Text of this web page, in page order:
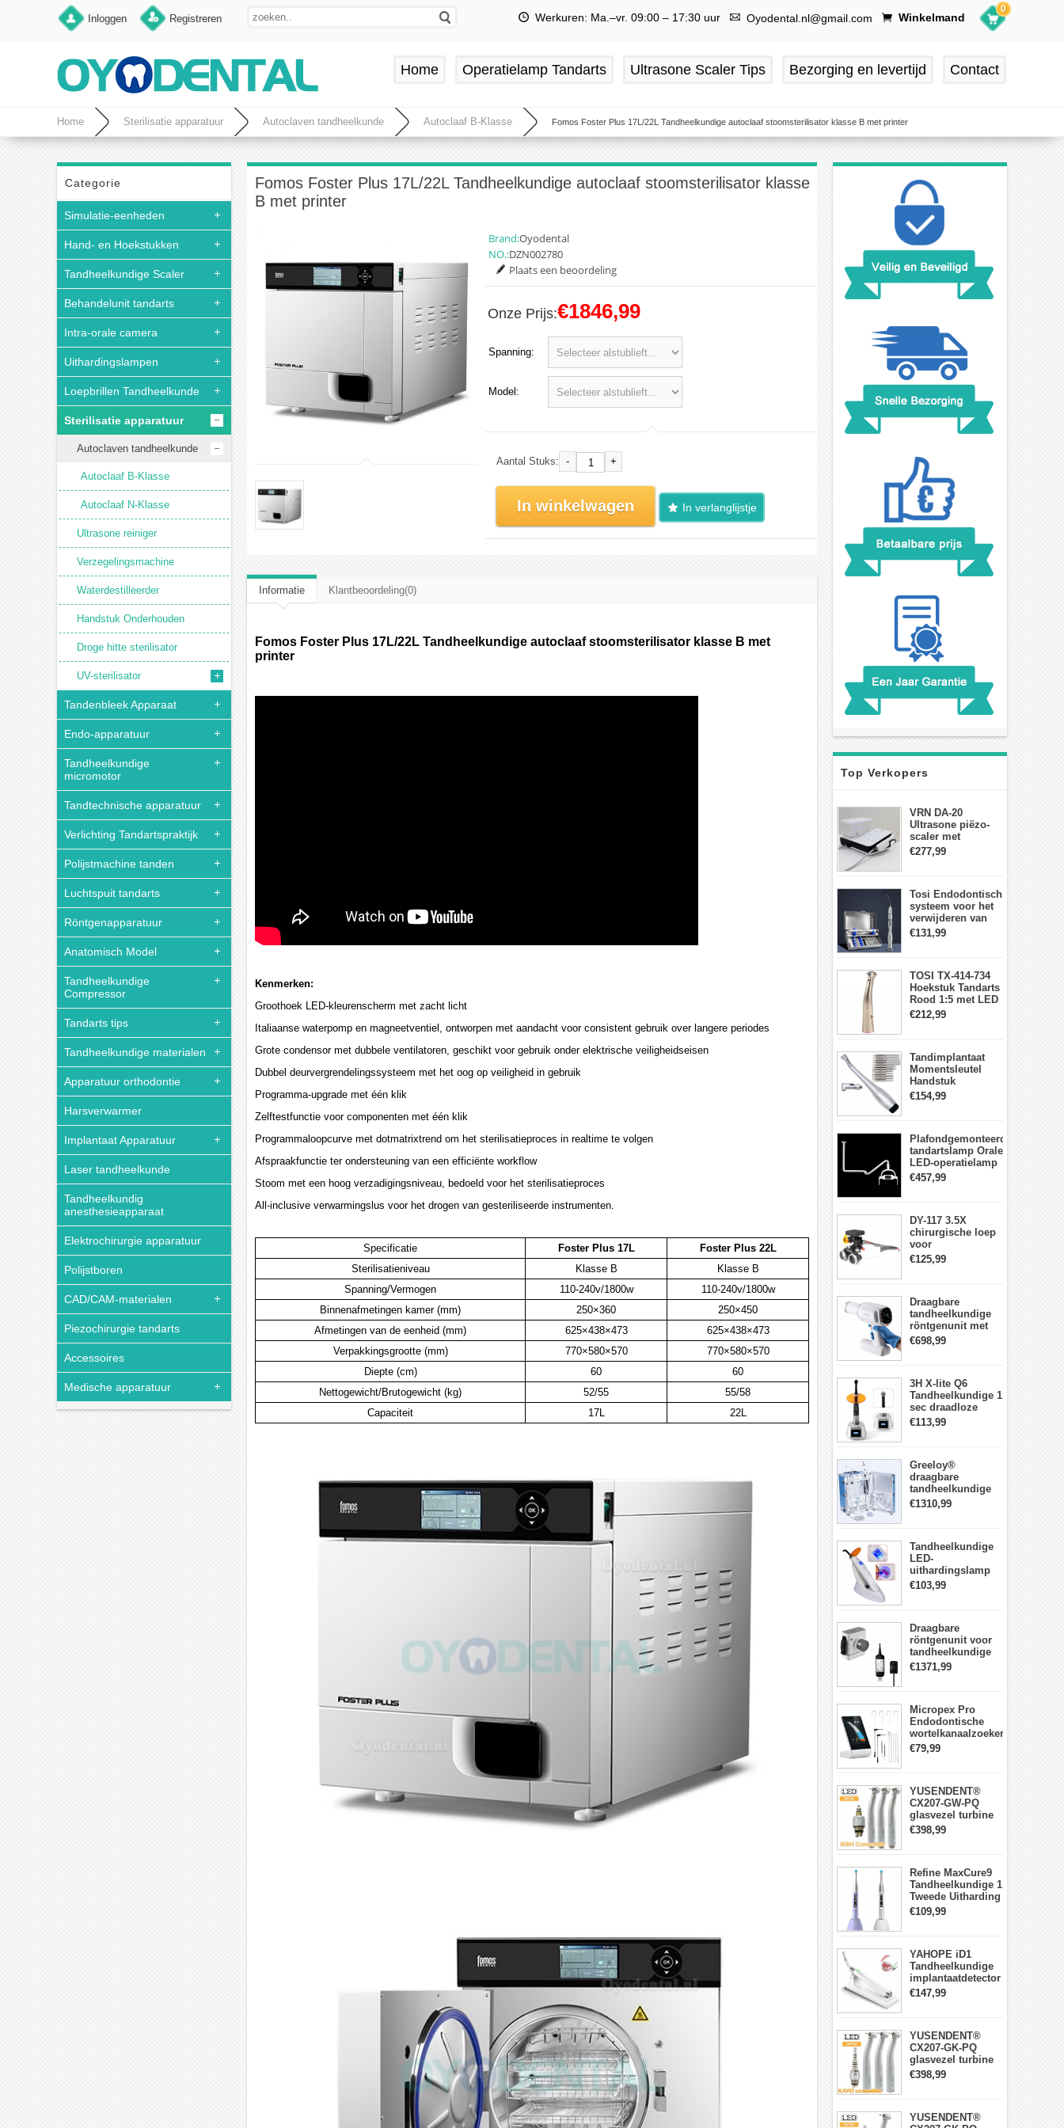
Inloggen Registreren Werkuren: Ma.–vr. 09:00 – 17:30 uur Oyodental.nl@gmail.com Winkelmand
0
Home Operatielamp Tandarts Ultrasone Scaler Tips Bezorging en levertijd Contact
Home Sterilisatie apparatuur Autoclaven tandheelkunde Autoclaaf B-Klasse Fomos Foster Plus 17L/22L Tandheelkundige autoclaaf stoomsterilisator klasse B met printer
Categorie
Simulatie-eenheden
Hand- en Hoekstukken
Tandheelkundige Scaler
Behandelunit tandarts
Intra-orale camera
Uithardingslampen
Loepbrillen Tandheelkunde
Sterilisatie apparatuur
Autoclaven tandheelkunde
Autoclaaf B-Klasse
Autoclaaf N-Klasse
Ultrasone reiniger
Verzegelingsmachine
Waterdestilleerder
Handstuk Onderhouden
Droge hitte sterilisator
UV-sterilisator
Tandenbleek Apparaat
Endo-apparatuur
Tandheelkundige
micromotor
Tandtechnische apparatuur
Verlichting Tandartspraktijk
Polijstmachine tanden
Luchtspuit tandarts
Röntgenapparatuur
Anatomisch Model
Tandheelkundige
Compressor
Tandarts tips
Tandheelkundige materialen
Apparatuur orthodontie
Harsverwarmer
Implantaat Apparatuur
Laser tandheelkunde
Tandheelkundig
anesthesieapparaat
Elektrochirurgie apparatuur
Polijstboren
CAD/CAM-materialen
Piezochirurgie tandarts
Accessoires
Medische apparatuur
Top Verkopers
VRN DA-20
Ultrasone piëzo-
scaler met
waterfles Fit EMS
draadloos
€277,99
Tosi Endodontisch
systeem voor het
verwijderen van
gebroken vijlen
wortelkanaalvijlextractorkit
€131,99
TOSI TX-414-734
Hoekstuk Tandarts
Rood 1:5 met LED
Licht Mini hoofd
€212,99
Tandimplantaat
Momentsleutel
Handstuk
Universele met 12
Schroevendraaiers
€154,99
Plafondgemonteerde
tandartslamp Orale
LED-operatielamp
Examenschaduwloze
6 LED-lens met
€457,99
DY-117 3.5X
chirurgische loep
voor
tandheelkunde +
DY-010 draadloze
€125,99
Draagbare
tandheelkundige
röntgenunit met
hoge frequentie
intraorale
€698,99
3H X-lite Q6
Tandheelkundige 1
sec draadloze
LED-
Uithardingslamp
behuizing
€113,99
Greeloy®
draagbare
tandheelkundige
Eenheid met
luchtCompressor
ultrasone scaler)
€1310,99
Tandheelkundige
LED-
uithardingslamp
Draadloos met
lichtmeter 2000
€103,99
Draagbare
röntgenunit voor
tandheelkundige
apparatuur met
hoge frequentie +
€1371,99
Micropex Pro
Endodontische
wortelkanaalzoeker
Apex Locator voor
kanaallengtemeting
€79,99
YUSENDENT®
CX207-GW-PQ
glasvezel turbine
handstuk W&H
compatibel
€398,99
Refine MaxCure9
Tandheelkundige 1
Tweede Uitharding
LED-
uithardingslamp
€109,99
YAHOPE iD1
Tandheelkundige
implantaatdetector
implantaatlocator
slimme
€147,99
YUSENDENT®
CX207-GK-PQ
glasvezel turbine
handstuk KAVO-
compatibel
x3)
€398,99
YUSENDENT®
Fomos Foster Plus 17L/22L Tandheelkundige autoclaaf stoomsterilisator klasse
B met printer
Brand:Oyodental
NO.:DZN002780
Plaats een beoordeling
Onze Prijs:€1846,99
Spanning:
Model:
Aantal Stuks: - +
In winkelwagen In verlanglijstje
Informatie Klantbeoordeling(0)
Fomos Foster Plus 17L/22L Tandheelkundige autoclaaf stoomsterilisator klasse B met
printer
Kenmerken:
Groothoek LED-kleurenscherm met zacht licht
Italiaanse waterpomp en magneetventiel, ontworpen met aandacht voor consistent gebruik over langere periodes
Grote condensor met dubbele ventilatoren, geschikt voor gebruik onder elektrische veiligheidseisen
Dubbel deurvergrendelingssysteem met het oog op veiligheid in gebruik
Programma-upgrade met één klik
Zelftestfunctie voor componenten met één klik
Programmaloopcurve met dotmatrixtrend om het sterilisatieproces in realtime te volgen
Afspraakfunctie ter ondersteuning van een efficiënte workflow
Stoom met een hoog verzadigingsniveau, bedoeld voor het sterilisatieproces
All-inclusive verwarmingslus voor het drogen van gesteriliseerde instrumenten.
Specificatie Foster Plus 17L
Foster Plus 22L
Sterilisatieniveau
Klasse B
Klasse B
Spanning/Vermogen
110-240v/1800w
110-240v/1800w
Binnenafmetingen kamer (mm)
250×360
250×450
Afmetingen van de eenheid (mm)
625×438×473
625×438×473
Verpakkingsgrootte (mm)
770×580×570
770×580×570
Diepte (cm)
60
60
Nettogewicht/Brutogewicht (kg)
52/55
55/58
Capaciteit
17L 22L